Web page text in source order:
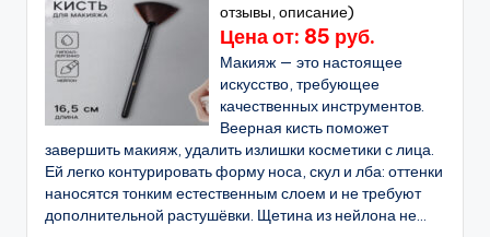
отзывы, описание)
Цена от: 85 руб.
Макияж — это настоящее
искусство, требующее
качественных инструментов.
Веерная кисть поможет
завершить макияж, удалить излишки косметики с лица.
Ей легко контурировать форму носа, скул и лба: оттенки
наносятся тонким естественным слоем и не требуют
дополнительной растушёвки. Щетина из нейлона не...